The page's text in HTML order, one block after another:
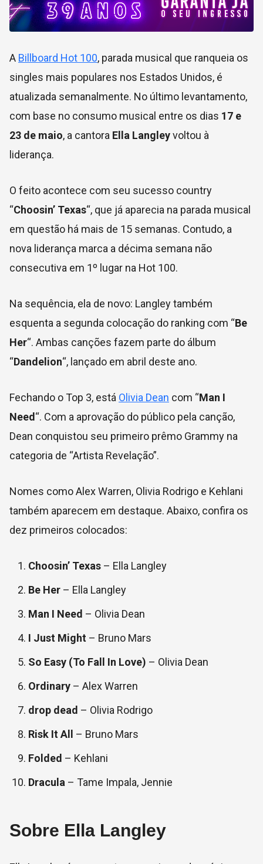
A Billboard Hot 100, parada musical que ranqueia os
singles mais populares nos Estados Unidos, é
atualizada semanalmente. No último levantamento,
com base no consumo musical entre os dias 17 e
23 de maio, a cantora Ella Langleyvoltou à
liderança.
O feito acontece com seu sucesso country
“Choosin’ Texas“, que já aparecia na parada musical
em questão há mais de 15 semanas. Contudo, a
nova liderança marca a décima semana não
consecutiva em 1º lugar na Hot 100.
Na sequência, ela de novo: Langley também
esquenta a segunda colocação do ranking com “Be
Her“. Ambas canções fazem parte do álbum
“Dandelion“, lançado em abril deste ano.
Fechando o Top 3, está Olivia Dean com “Man I
Need “. Com a aprovação do público pela canção,
Dean conquistou seu primeiro prêmo Grammy na
categoria de “Artista Revelação”.
Nomes como Alex Warren, Olivia Rodrigo e Kehlani
também aparecem em destaque. Abaixo, confira os
dez primeiros colocados:
Choosin’ Texas – Ella Langley
Be Her – Ella Langley
Man I Need – Olivia Dean
I Just Might – Bruno Mars
So Easy (To Fall In Love) – Olivia Dean
Ordinary – Alex Warren
drop dead – Olivia Rodrigo
Risk It All
– Bruno Mars
Folded – Kehlani
Dracula – Tame Impala, Jennie
Sobre Ella Langley